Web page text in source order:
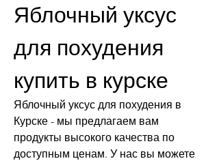
Яблочный уксус
для похудения
купить в курске
Яблочный уксус для похудения в
Курске - мы предлагаем вам
продукты высокого качества по
доступным ценам. У нас вы можете